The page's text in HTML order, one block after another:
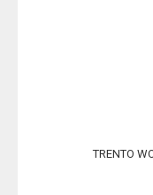
TRENTO